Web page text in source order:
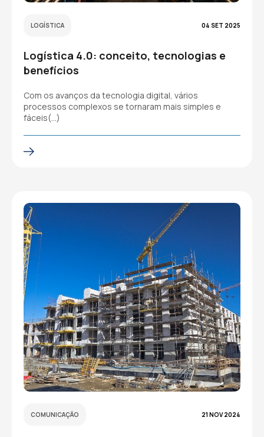
LOGÍSTICA 04 SET 2025
Logística 4.0: conceito, tecnologias e
benefícios
Com os avanços da tecnologia digital, vários
processos complexos se tornaram mais simples e
fáceis(…)
COMUNICAÇÃO 21 NOV 2024